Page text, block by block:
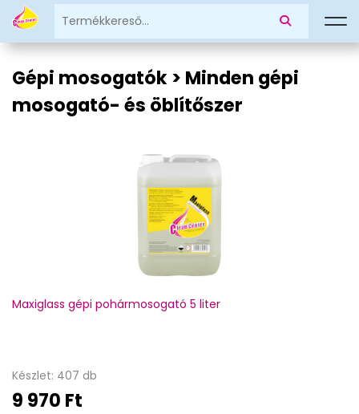
Gépi mosogatók > Minden gépi
mosogató- és öblítőszer
Maxiglass gépi pohármosogató 5 liter
Készlet: 407 db
9 970 Ft